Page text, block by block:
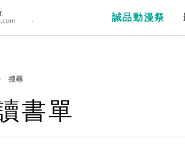
誠品動漫祭
搜尋